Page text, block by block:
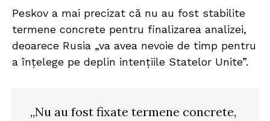
Peskov a mai precizat că nu au fost stabilite
termene concrete pentru finalizarea analizei,
deoarece Rusia „va avea nevoie de timp pentru
a înțelege pe deplin intențiile Statelor Unite”.
„Nu au fost fixate termene concrete,